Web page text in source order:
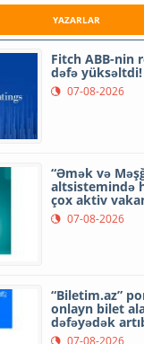
YAZARLAR
Fitch ABB-nin
dəfə yüksəltdi!
07-08-2026
“Əmək və
altsistemində
çox aktiv
07-08-2026
“Biletim.az”
onlayn bilet
dəfəyədək